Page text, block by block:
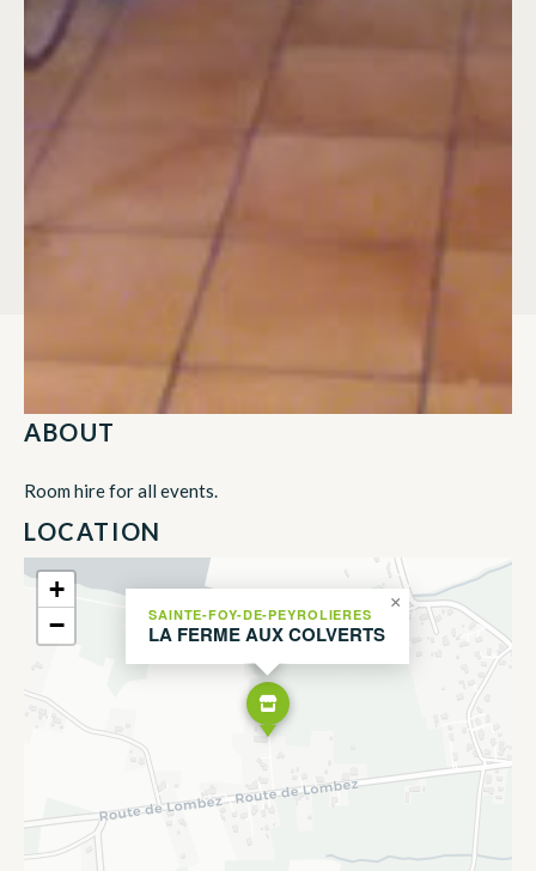
ABOUT
Room hire for all events.
LOCATION
SAINTE-FOY-DE-PEYROLIERES
LA FERME AUX COLVERTS
×
+
−